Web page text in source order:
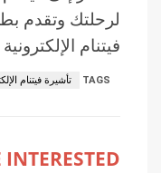
لرحلتك وتقدم
فيتنام
TAGS تأشيرة فيتنام